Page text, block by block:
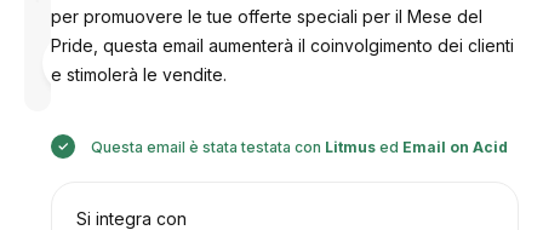
Progettato
Anastasiia
per promuovere le tue offerte speciali per il Mese del
Pride, questa email aumenterà il coinvolgimento dei clienti
e stimolerà le vendite.
Questa email è stata testata con Litmus ed Email on Acid
Si integra con